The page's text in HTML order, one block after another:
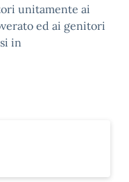
unitamente ai
ed ai genitori
in